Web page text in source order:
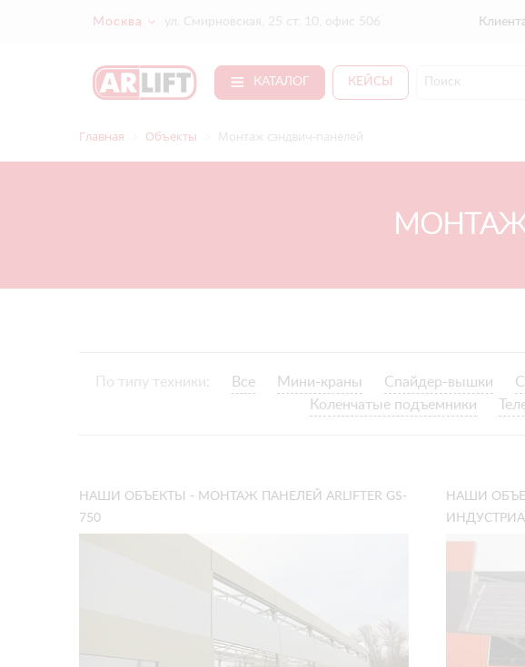
Москва ул. Смирновская, 25 ст. 10, офис 506
КАТАЛОГ КЕЙСЫ
Главная Объекты Монтаж сэндвич-панелей
По типу техники: Все Мини-краны Спайдер-вышки
Коленчатые подъемники
НАШИ ОБЪЕКТЫ - МОНТАЖ ПАНЕЛЕЙ ARLIFTER GS-
750
НАШИ